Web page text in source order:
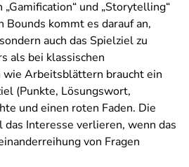
und „Storytelling“
Bounds kommt es darauf an,
auch das Spielziel zu
als bei klassischen
Arbeitsblättern braucht ein
(Punkte, Lösungswort,
und einen roten Faden. Die
Interesse verlieren, wenn das
von Fragen